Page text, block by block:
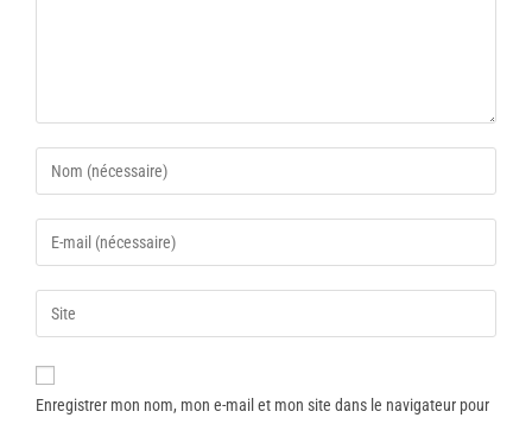
Enregistrer mon nom, mon e-mail et mon site dans le navigateur pour